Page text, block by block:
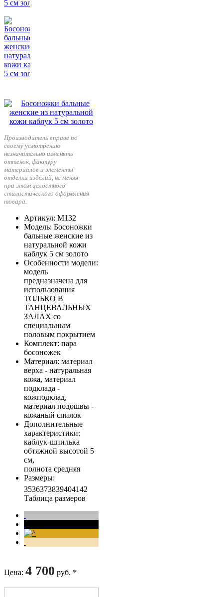
Производитель вправе по
своему усмотрению
незначительно изменять
оттенок, фактуру
материалов и элементы
отделки изделий, не меняя
при этом целостного
стилистического оформления
товара.
Артикул: М132
Модель: Босоножки
бальные женские из
натуральной кожи
каблук 5 см золото
Особенности модели:
модель
предназначена для
использования
ТОЛЬКО В
ТАНЦЕВАЛЬНЫХ
ЗАЛАХ со
специальным
половым покрытием
Комплект: пара
босоножек
Материал: материал
верха - натуральная
кожа, материал
подклада -
кожподклад,
материал подошвы -
кожаный спилок
Дополнительные
характеристики:
каблук-шпилька
обтяжной высотой 5
см,
полнота средняя
Размеры:
3536373839404142
Таблица размеров
Цена: 4 700 руб. *